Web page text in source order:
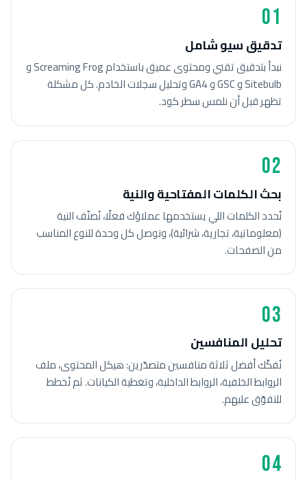
01
تدقيق سيو شامل
نبدأ بتدقيق تقني ومحتوى عميق باستخدام Screaming Frog و
Sitebulb و GSC و GA4 وتحليل سجلات الخادم. كل مشكلة
تظهر قبل أن نلمس سطر كود.
02
بحث الكلمات المفتاحية والنية
نُحدد الكلمات اللي يستخدمها عملاؤك فعلًا، نُصنّف النية
(معلوماتية، تجارية، شرائية)، ونوصل كل وحدة للنوع المناسب
من الصفحات.
03
تحليل المنافسين
نُفكّك أفضل ثلاثة منافسين متصدّرين: هيكل المحتوى، ملف
الروابط الخلفية، الروابط الداخلية، وتغطية الكيانات. ثم نُخطط
للتفوّق عليهم.
04